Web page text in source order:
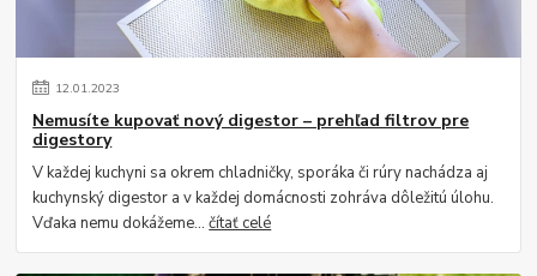
12.01.2023
Nemusíte kupovať nový digestor – prehľad filtrov pre
digestory
V každej kuchyni sa okrem chladničky, sporáka či rúry nachádza aj
kuchynský digestor a v každej domácnosti zohráva dôležitú úlohu.
Vďaka nemu dokážeme...čítať celé